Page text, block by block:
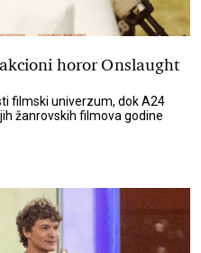
horor Onslaught
filmski univerzum, dok A24
žanrovskih filmova godine